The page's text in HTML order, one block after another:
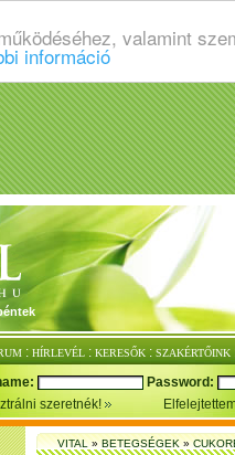
valamint
információ
: HÍRLEVÉL : KERESŐK : SZAKÉRTŐINK
Password:
szeretnék!
VITAL»BETEGSÉGEK»